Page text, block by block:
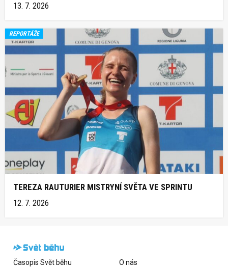
13. 7. 2026
REPORTÁŽE
TEREZA RAUTURIER MISTRYNÍ SVĚTA VE SPRINTU
12. 7. 2026
Časopis Svět běhu O nás